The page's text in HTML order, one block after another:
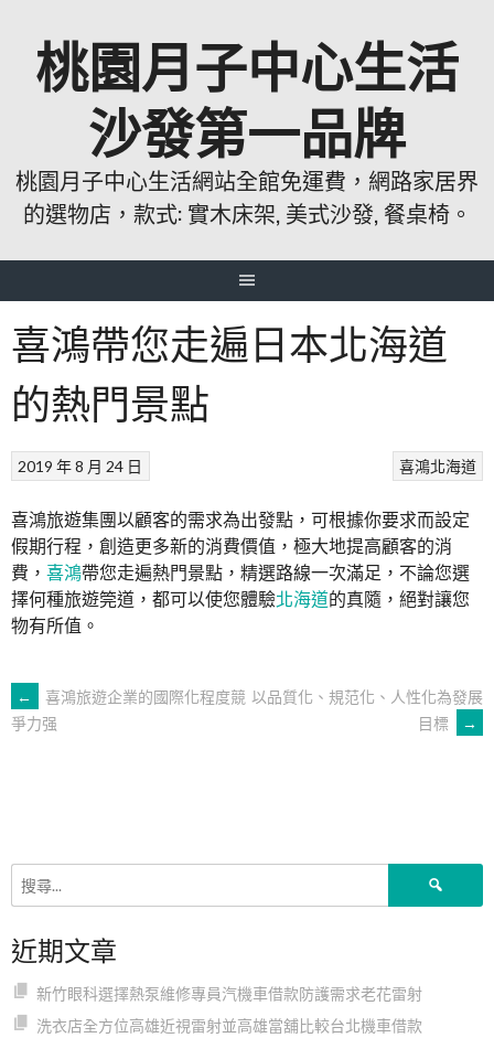
桃園月子中心生活
沙發第一品牌
桃園月子中心生活網站全館免運費，網路家居界
的選物店，款式: 實木床架, 美式沙發, 餐桌椅。
喜鴻帶您走遍日本北海道
的熱門景點
喜鴻北海道
2019 年 8 月 24 日
喜鴻旅遊集團以顧客的需求為出發點，可根據你要求而設定
假期行程，創造更多新的消費價值，極大地提高顧客的消
費， 喜鴻帶您走遍熱門景點，精選路線一次滿足，不論您選
擇何種旅遊筦道，都可以使您體驗北海道的真隨，絕對讓您
物有所值。
文
覽
←
喜鴻旅遊企業的國際化程度競
爭力强
以品質化、規范化、人性化為發展
目標
→
近期文章
新竹眼科選擇熱泵維修專員汽機車借款防護需求老花雷射
洗衣店全方位高雄近視雷射並高雄當舖比較台北機車借款